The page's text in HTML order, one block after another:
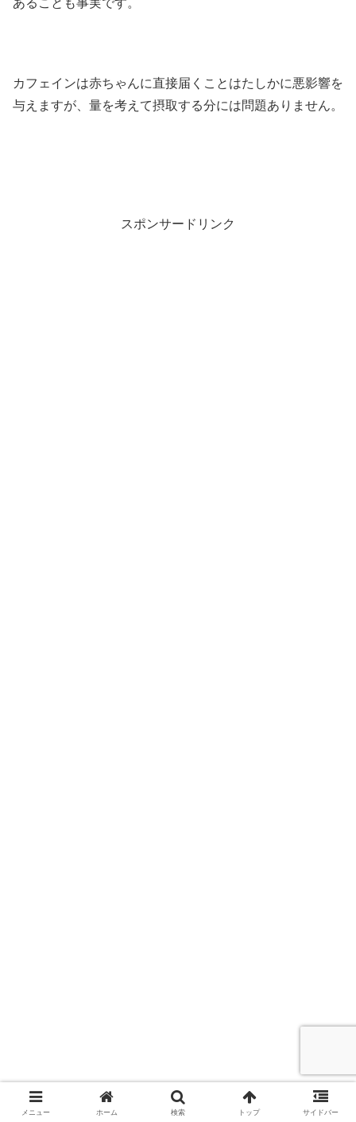
あることも事実です。
カフェインは赤ちゃんに直接届くことはたしかに悪影響を
与えますが、量を考えて摂取する分には問題ありません。
スポンサードリンク
メニュー ホーム 検索 トップ サイドバー